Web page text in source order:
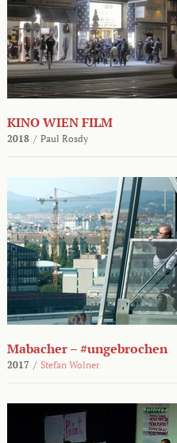
KINO WIEN FILM
2018 / Paul Rosdy
Mabacher – #ungebrochen
2017 / Stefan Wolner